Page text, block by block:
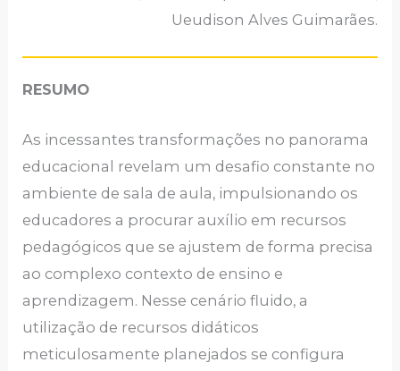
Ueudison Alves Guimarães.
RESUMO
As incessantes transformações no panorama
educacional revelam um desafio constante no
ambiente de sala de aula, impulsionando os
educadores a procurar auxílio em recursos
pedagógicos que se ajustem de forma precisa
ao complexo contexto de ensino e
aprendizagem. Nesse cenário fluido, a
utilização de recursos didáticos
meticulosamente planejados se configura